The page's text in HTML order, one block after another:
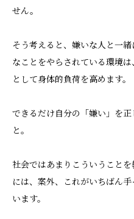
せん。
そう考えると、嫌いな人と一
なことをやらされている環境
として身体的負荷を高めます。
できるだけ自分の「嫌い」を
と。
社会ではあまりこういうこと
には、案外、これがいちばん
います。